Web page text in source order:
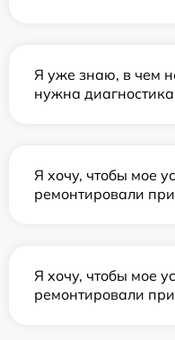
Я уже знаю, в чем
нужна
Я хочу, чтобы мое
ремонтировали
Я хочу, чтобы мое
ремонтировали